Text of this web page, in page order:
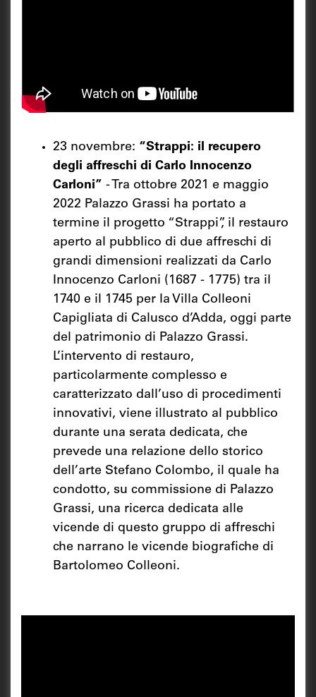
23 novembre: “Strappi: il recupero
degli affreschi di Carlo Innocenzo
Carloni” - Tra ottobre 2021 e maggio
2022 Palazzo Grassi ha portato a
termine il progetto “Strappi”, il restauro
aperto al pubblico di due affreschi di
grandi dimensioni realizzati da Carlo
Innocenzo Carloni (1687 - 1775) tra il
1740 e il 1745 per la Villa Colleoni
Capigliata di Calusco d’Adda, oggi parte
del patrimonio di Palazzo Grassi.
L’intervento di restauro,
particolarmente complesso e
caratterizzato dall’uso di procedimenti
innovativi, viene illustrato al pubblico
durante una serata dedicata, che
prevede una relazione dello storico
dell’arte Stefano Colombo, il quale ha
condotto, su commissione di Palazzo
Grassi, una ricerca dedicata alle
vicende di questo gruppo di affreschi
che narrano le vicende biografiche di
Bartolomeo Colleoni.